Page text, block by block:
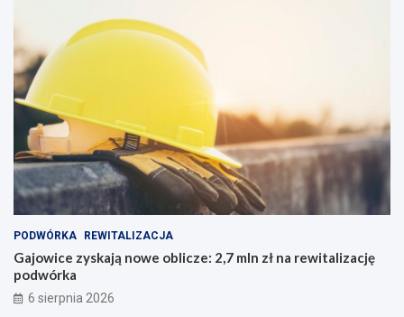
PODWÓRKA REWITALIZACJA
Gajowice zyskają nowe oblicze: 2,7 mln zł na rewitalizację
podwórka
6 sierpnia 2026